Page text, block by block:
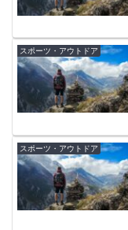
スポーツ・アウトドア
スポーツ・アウトドア